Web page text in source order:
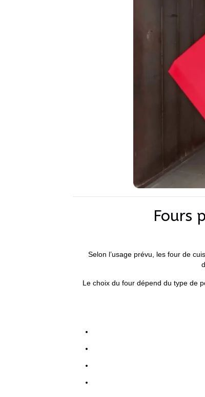
Fours
Selon l’usage prévu, les four de
Le choix du four dépend du type de